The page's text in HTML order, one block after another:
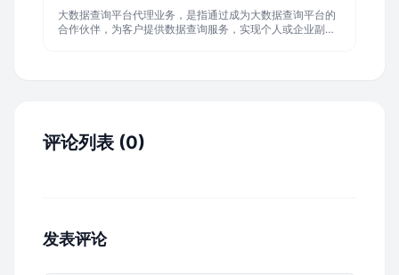
大数据查询平台代理业务，是指通过成为大数据查询平台的
合作伙伴，为客户提供数据查询服务，实现个人或企业副业
评论列表 (0)
发表评论